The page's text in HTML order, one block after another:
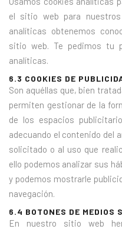
el sitio web para
analíticas obtenemos
sitio web. Te pedimos tu
analíticas.
6.3 COOKIES DE
Son aquéllas que, bien
permiten gestionar de la
de los espacios
adecuando el contenido del
solicitado o al uso que
ello podemos analizar sus
y podemos mostrarle
navegación.
6.4 BOTONES DE MEDIOS
En nuestro sitio web